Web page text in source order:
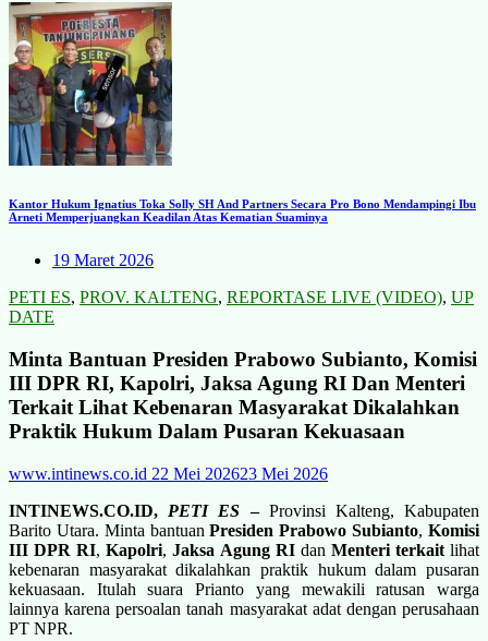
Kantor Hukum Ignatius Toka Solly SH And Partners Secara Pro Bono Mendampingi Ibu
Arneti Memperjuangkan Keadilan Atas Kematian Suaminya
19 Maret 2026
PETI ES, PROV. KALTENG, REPORTASE LIVE (VIDEO), UP
DATE
Minta Bantuan Presiden Prabowo Subianto, Komisi
III DPR RI, Kapolri, Jaksa Agung RI Dan Menteri
Terkait Lihat Kebenaran Masyarakat Dikalahkan
Praktik Hukum Dalam Pusaran Kekuasaan
www.intinews.co.id 22 Mei 202623 Mei 2026
INTINEWS.CO.ID, PETI ES –Provinsi Kalteng, Kabupaten
Barito Utara. Minta bantuanPresiden Prabowo Subianto,Komisi
III DPR RI,Kapolri,Jaksa Agung RIdan Menteri terkaitlihat
kebenaran masyarakat dikalahkan praktik hukum dalam pusaran
kekuasaan. Itulah suara Prianto yang mewakili ratusan warga
lainnya karena persoalan tanah masyarakat adat dengan perusahaan
PT NPR.